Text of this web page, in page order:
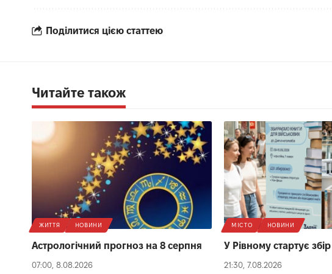
Поділитися цією статтею
Читайте також
ЖИТТЯ НОВИНИ
Астрологічний прогноз на 8 серпня
07:00, 8.08.2026
МІСТО НОВИНИ
У Рівному стартує
21:30, 7.08.2026